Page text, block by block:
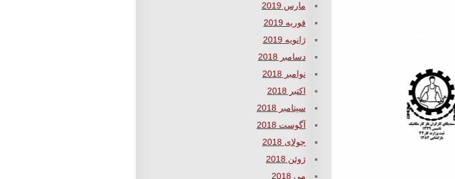
مارس 2019
فوریه 2019
ژانویه 2019
دسامبر 2018
نوامبر 2018
اکتبر 2018
سپتامبر 2018
آگوست 2018
جولای 2018
ژوئن 2018
می 2018